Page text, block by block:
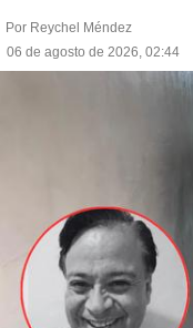
Por Reychel Méndez
06 de agosto de 2026, 02:44